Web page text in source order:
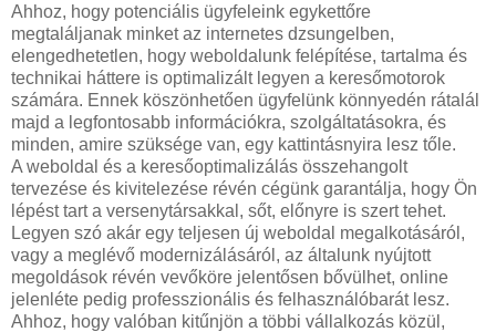
Ahhoz, hogy potenciális ügyfeleink egykettőre
megtaláljanak minket az internetes dzsungelben,
elengedhetetlen, hogy weboldalunk felépítése, tartalma és
technikai háttere is optimalizált legyen a keresőmotorok
számára. Ennek köszönhetően ügyfelünk könnyedén rátalál
majd a legfontosabb információkra, szolgáltatásokra, és
minden, amire szüksége van, egy kattintásnyira lesz tőle.
A weboldal és a keresőoptimalizálás összehangolt
tervezése és kivitelezése révén cégünk garantálja, hogy Ön
lépést tart a versenytársakkal, sőt, előnyre is szert tehet.
Legyen szó akár egy teljesen új weboldal megalkotásáról,
vagy a meglévő modernizálásáról, az általunk nyújtott
megoldások révén vevőköre jelentősen bővülhet, online
jelenléte pedig professzionális és felhasználóbarát lesz.
Ahhoz, hogy valóban kitűnjön a többi vállalkozás közül,